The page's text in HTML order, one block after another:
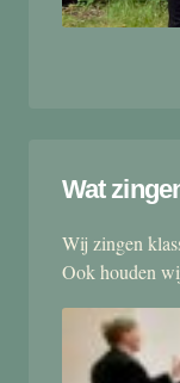
Wat
Wij zingen
Ook houden